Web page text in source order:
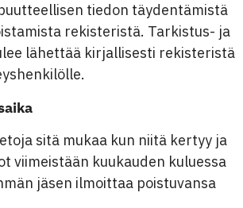
tiedon täydentämistä
rekisteristä. Tarkistus- ja
lähettää kirjallisesti rekisteristä
sitä mukaa kun niitä kertyy ja
viimeistään kuukauden kuluessa
jäsen ilmoittaa poistuvansa